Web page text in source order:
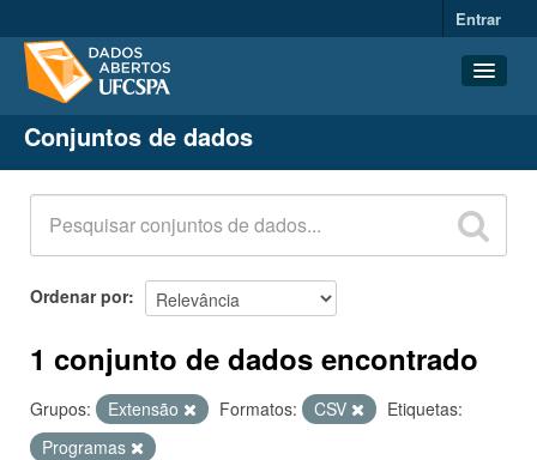
Entrar
Conjuntos de dados
Organizações
Grupos
Sobre
Conjuntos de dados
Ordenar por
1 conjunto de dados encontrado
Grupos: Extensão Formatos: CSV
Etiquetas:
Programas